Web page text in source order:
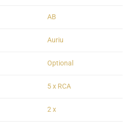
AB
Auriu
Optional
5 x RCA
2 x